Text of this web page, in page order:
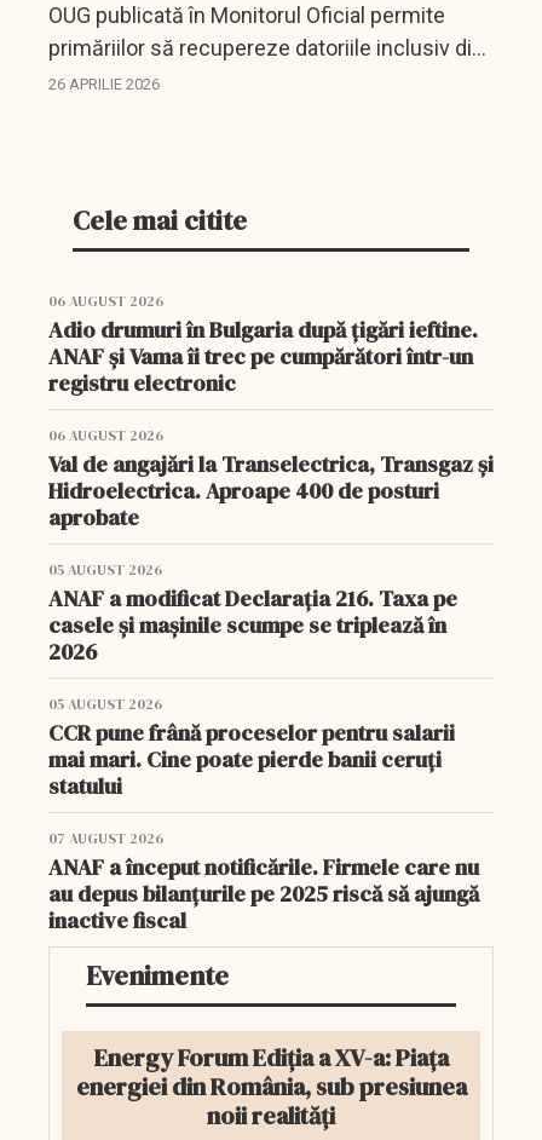
OUG publicată în Monitorul Oficial permite
primăriilor să recupereze datoriile inclusiv din
indemnizații sociale, pentru creșterea
26 APRILIE 2026
Cele mai citite
06 AUGUST 2026
Adio drumuri în Bulgaria după țigări ieftine.
ANAF și Vama îi trec pe cumpărători într-un
registru electronic
06 AUGUST 2026
Val de angajări la Transelectrica, Transgaz și
Hidroelectrica. Aproape 400 de posturi
aprobate
05 AUGUST 2026
ANAF a modificat Declarația 216. Taxa pe
casele și mașinile scumpe se triplează în
2026
05 AUGUST 2026
CCR pune frână proceselor pentru salarii
mai mari. Cine poate pierde banii ceruți
statului
07 AUGUST 2026
ANAF a început notificările. Firmele care nu
au depus bilanțurile pe 2025 riscă să ajungă
inactive fiscal
Evenimente
Energy Forum Ediția a XV-a: Piața
energiei din România, sub presiunea
noii realități